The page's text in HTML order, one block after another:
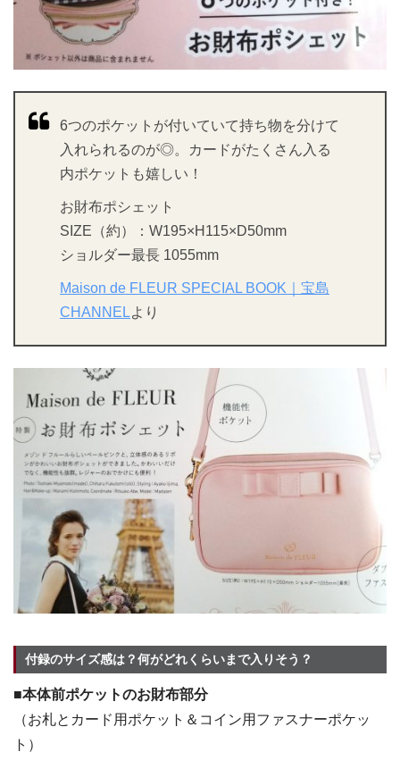
6つのポケットが付いていて持ち物を分けて
入れられるのが◎。カードがたくさん入る
内ポケットも嬉しい！
お財布ポシェット
SIZE（約）：W195×H115×D50mm
ショルダー最長 1055mm
Maison de FLEUR SPECIAL BOOK｜宝島
CHANNELより
付録のサイズ感は？何がどれくらいまで入りそう？
■本体前ポケットのお財布部分
（お札とカード用ポケット＆コイン用ファスナーポケッ
ト）